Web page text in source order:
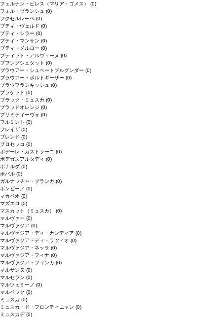
フェルナン・ピレス（マリア・ゴメス） (0)
フォル・ブランシュ (0)
フクセルレーベ (0)
プティ・ヴェルド (0)
プティ・シラー (0)
プティ・マンサン (0)
プティ・メルロー (0)
プティット・アルヴィーヌ (0)
プフングシュタット (0)
ブラウアー・シュペートブルグンダー (0)
ブラウアー・ポルトギーザー (0)
ブラウフランキッシュ (0)
ブラケット (0)
ブラック・ミュスカ (0)
ブラッドオレンジ (0)
プリミティーヴォ (0)
フルミント (0)
フレイザ (0)
ブレンド (0)
プロセッコ (0)
ポデーレ・カストラーニ (0)
ボデガスアルタディ (0)
ボナルダ (0)
ボバル (0)
ガルナッチャ・ブランカ (0)
ボンビーノ (0)
マカベオ (0)
マズエロ (0)
マスカット（ミュスカ） (0)
マルヴァー (0)
マルヴァジア (0)
マルヴァジア・ディ・カンディア (0)
マルヴァジア・ディ・ラツィオ (0)
マルヴァジア・ネッラ (0)
マルヴァジア・フィナ (0)
マルヴァジア・フィンカ (0)
マルサンヌ (0)
マルセラン (0)
マルツェミーノ (0)
マルベック (0)
ミュスカ (0)
ミュスカ・ド・フロンティニャン (0)
ミュスカデ(0)